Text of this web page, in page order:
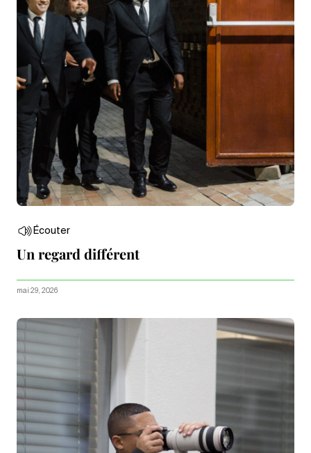
Écouter
Un regard différent
mai 29, 2026